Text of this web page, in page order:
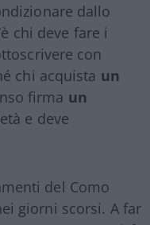
dallo
chi deve fare i
con
chi acquista un
firma un
e deve
del Como
giorni scorsi. A far